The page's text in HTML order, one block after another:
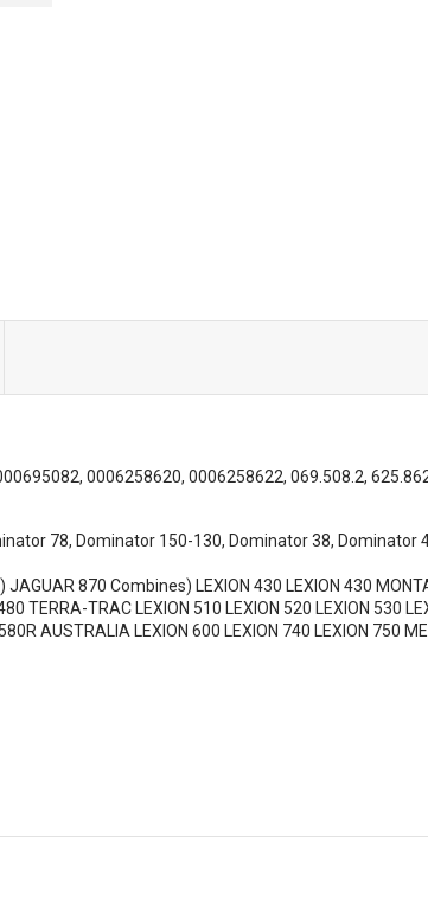
0006258620, 0006258622, 069.508.2,
78, Dominator 150-130, Dominator 38, Dominator
870 Combines) LEXION 430 LEXION 430
TERRA-TRAC LEXION 510 LEXION 520 LEXION 530
AUSTRALIA LEXION 600 LEXION 740 LEXION 750